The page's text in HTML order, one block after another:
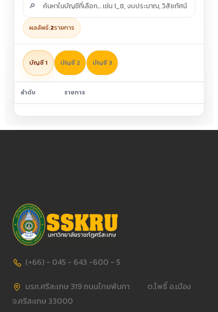
🔎
ผลลัพธ์:2รายการ
บัญชี 1 บัญชี 2 บัญชี 3
ลำดับ รายการ
(+66) - 045 - 643 -600 - 5
มรภ.ศรีสะเกษ 319 ถนนไทยพันทา ต.โพธิ์ อ.เมือง
จ.ศรีสะเกษ 33000